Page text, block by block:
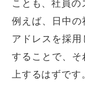
例えば、日中
アドレスを採
することで、
上するはずです。